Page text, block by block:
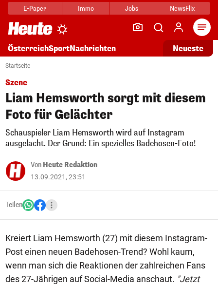
E-Paper Immo Jobs NewsFlix
ÖsterreichSportNachrichten Neueste
Startseite
Szene
Liam Hemsworth sorgt mit diesem
Foto für Gelächter
Schauspieler Liam Hemsworth wird auf Instagram
ausgelacht. Der Grund: Ein spezielles Badehosen-Foto!
Von Heute Redaktion
13.09.2021, 23:51
Teilen
Kreiert Liam Hemsworth (27) mit diesem Instagram-
Post einen neuen Badehosen-Trend? Wohl kaum,
wenn man sich die Reaktionen der zahlreichen Fans
des 27-Jährigen auf Social-Media anschaut. "Jetzt